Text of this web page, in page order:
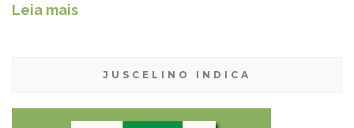
Leia mais
JUSCELINO INDICA